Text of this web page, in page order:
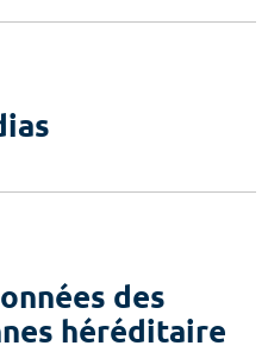
des
héréditaire